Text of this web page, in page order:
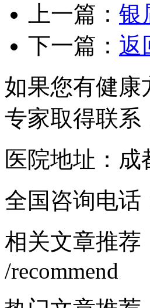
上一篇： 银
下一篇： 返
如果您有健康
专家取得联系
医院地址：
全国咨询电话
相关文章推荐
/recommend